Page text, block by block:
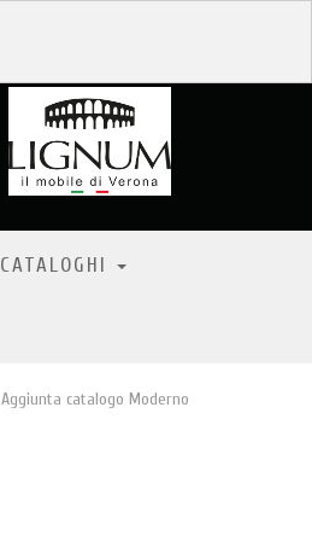
CATALOGHI
Aggiunta catalogo Moderno